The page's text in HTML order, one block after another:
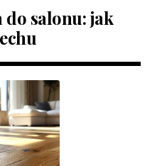
do salonu: jak